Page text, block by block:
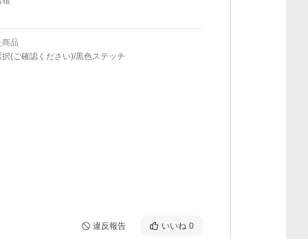
品
択(ご確認ください)/黒色ステッチ
違反報告 いいね 0